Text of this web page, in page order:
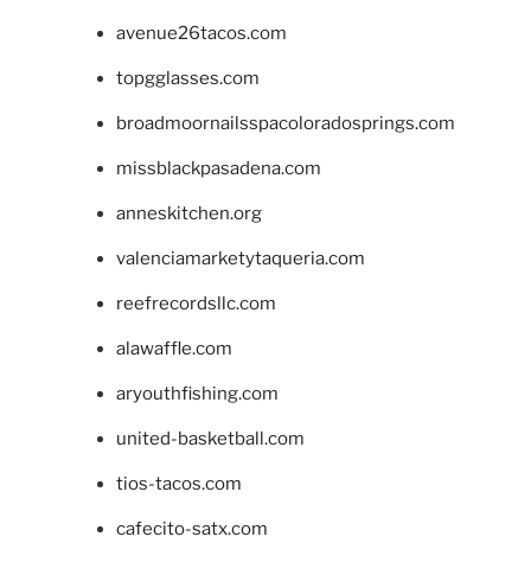
avenue26tacos.com
topgglasses.com
broadmoornailsspacoloradosprings.com
missblackpasadena.com
anneskitchen.org
valenciamarketytaqueria.com
reefrecordsllc.com
alawaffle.com
aryouthfishing.com
united-basketball.com
tios-tacos.com
cafecito-satx.com